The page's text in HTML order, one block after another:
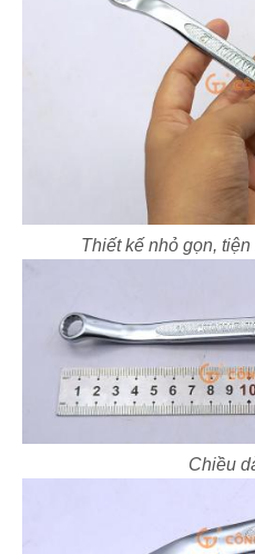
Thiết kế nhỏ gọn,
Chiều